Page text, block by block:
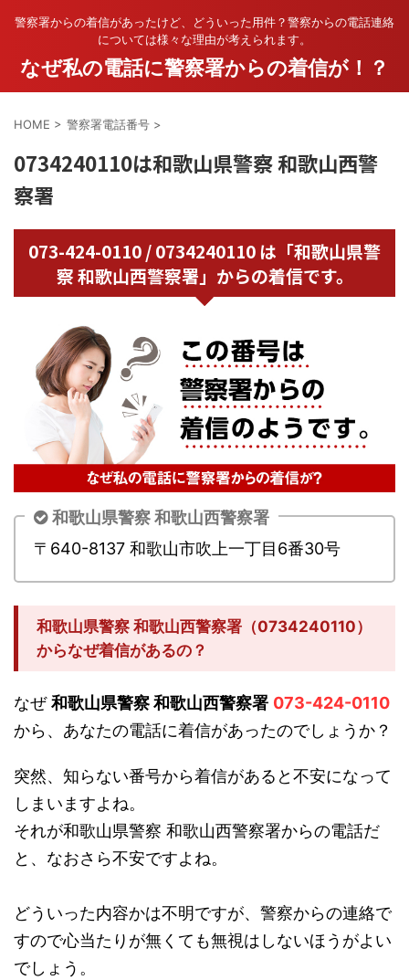
警察署からの着信があったけど、どういった用件？警察からの電話連絡
については様々な理由が考えられます。
なぜ私の電話に警察署からの着信が！？
HOME > 警察署電話番号 >
0734240110は和歌山県警察 和歌山西警
察署
073-424-0110 / 0734240110 は「和歌山県警
察 和歌山西警察署」からの着信です。
和歌山県警察 和歌山西警察署
〒640-8137 和歌山市吹上一丁目6番30号
和歌山県警察 和歌山西警察署（0734240110）
からなぜ着信があるの？
なぜ和歌山県警察 和歌山西警察署 073-424-0110
から、あなたの電話に着信があったのでしょうか？
突然、知らない番号から着信があると不安になって
しまいますよね。
それが和歌山県警察 和歌山西警察署からの電話だ
と、なおさら不安ですよね。
どういった内容かは不明ですが、警察からの連絡で
すので心当たりが無くても無視はしないほうがよい
でしょう。